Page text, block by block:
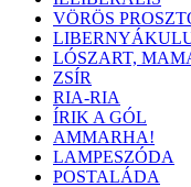
VÖRÖS
LÓSZART,
ZSÍR
RIA-RIA
ÍRIK A GÓL
AMMARHA!
LAMPESZÓDA
POSTALÁDA